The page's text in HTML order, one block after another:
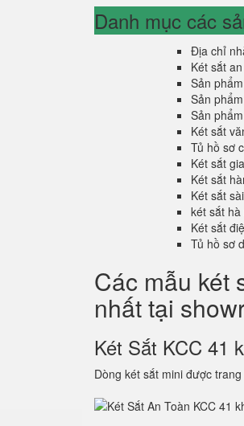
Danh mục các
Địa chỉ
Két sắt
Sản
Sản
Sản
Két sắt
Tủ hồ sơ
Két sắt
Két sắt
Két sắt
két sắt hà
Két sắt
Tủ hồ sơ
Các mẫu két
nhất tại
Két Sắt KCC 41
Dòng két sắt mini được